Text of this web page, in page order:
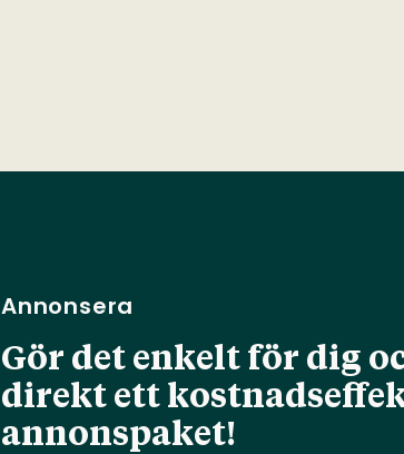
Annonsera
Gör det enkelt för dig
direkt ett
annonspaket!